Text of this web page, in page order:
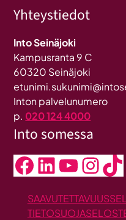
Yhteystiedot
Into Seinäjoki
Kampusranta 9 C
60320 Seinäjoki
Inton palvelunumero
p. 020 124 4000
Into somessa
Facebook LinkedIn YouTube InstagramTikTok